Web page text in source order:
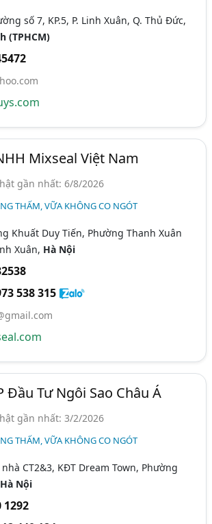
số 7, KP.5, P. Linh Xuân, Q. Thủ Đức,
(TPHCM)
Mixseal Việt Nam
gần nhất: 6/8/2026
THẤM, VỮA KHÔNG CO NGÓT
Khuất Duy Tiến, Phường Thanh Xuân
Xuân, Hà Nội
538 315
Đầu Tư Ngôi Sao Châu Á
gần nhất: 3/2/2026
THẤM, VỮA KHÔNG CO NGÓT
nhà CT2&3, KĐT Dream Town, Phường
Hà Nội
1292